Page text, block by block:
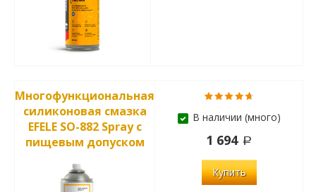
Многофункциональная
силиконовая смазка
EFELE SO-882 Spray с
пищевым допуском
В наличии (много)
1 694
Купить